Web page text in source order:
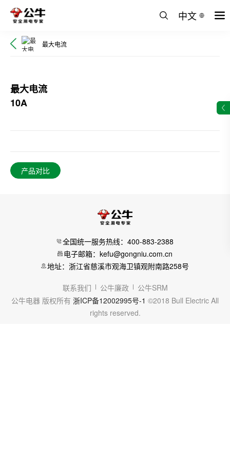
中文
最大电流
最大电流
10A
产品对比
全国统一服务热线：400-883-2388
电子邮箱：kefu@gongniu.com.cn
地址：浙江省慈溪市观海卫镇观附南路258号
联系我们 公牛廉政
公牛SRM
公牛电器 版权所有 浙ICP备12002995号-1 ©2018 Bull Electric All
rights reserved.